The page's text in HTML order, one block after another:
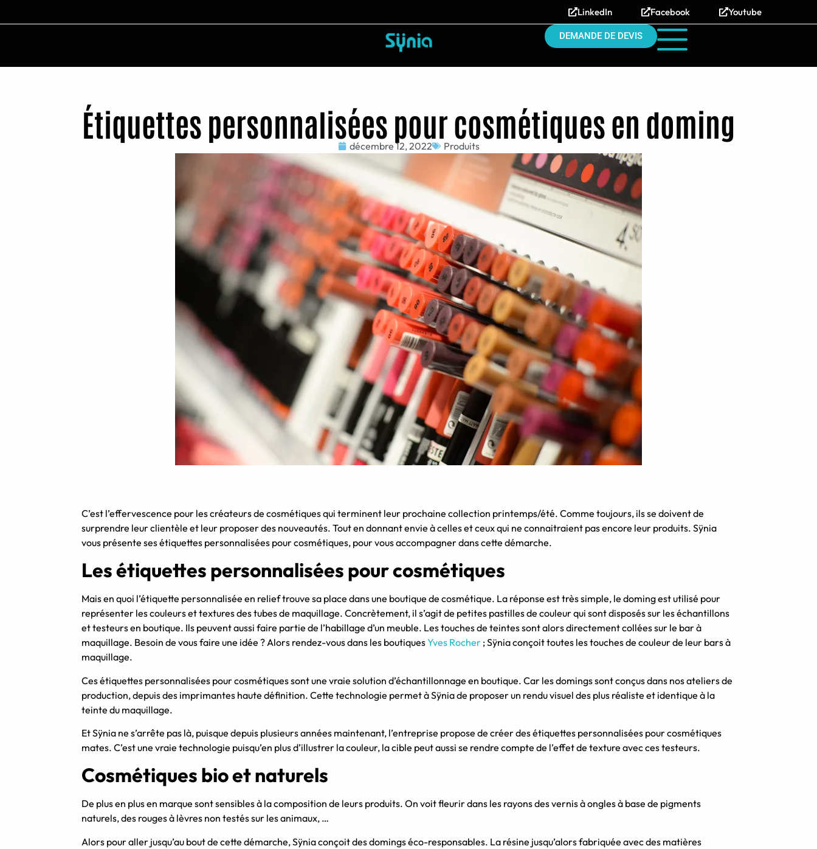
Youtube
Facebook
LinkedIn
DEMANDE DE DEVIS
Étiquettes personnalisées pour cosmétiques en doming
décembre 12, 2022 Produits
C’est l’effervescence pour les créateurs de cosmétiques qui terminent leur prochaine collection printemps/été. Comme toujours, ils se doivent de
surprendre leur clientèle et leur proposer des nouveautés. Tout en donnant envie à celles et ceux qui ne connaitraient pas encore leur produits. Sÿnia
vous présente ses étiquettes personnalisées pour cosmétiques, pour vous accompagner dans cette démarche.
Les étiquettes personnalisées pour cosmétiques
Mais en quoi l’étiquette personnalisée en relief trouve sa place dans une boutique de cosmétique. La réponse est très simple, le doming est utilisé pour
représenter les couleurs et textures des tubes de maquillage. Concrètement, il s’agit de petites pastilles de couleur qui sont disposés sur les échantillons
et testeurs en boutique. Ils peuvent aussi faire partie de l’habillage d’un meuble. Les touches de teintes sont alors directement collées sur le bar à
maquillage. Besoin de vous faire une idée ? Alors rendez-vous dans les boutiquesYves Rocher ; Sÿnia conçoit toutes les touches de couleur de leur bars à
maquillage.
Ces étiquettes personnalisées pour cosmétiques sont une vraie solution d’échantillonnage en boutique. Car les domings sont conçus dans nos ateliers de
production, depuis des imprimantes haute définition. Cette technologie permet à Sÿnia de proposer un rendu visuel des plus réaliste et identique à la
teinte du maquillage.
Et Sÿnia ne s’arrête pas là, puisque depuis plusieurs années maintenant, l’entreprise propose de créer des étiquettes personnalisées pour cosmétiques
mates. C’est une vraie technologie puisqu’en plus d’illustrer la couleur, la cible peut aussi se rendre compte de l’effet de texture avec ces testeurs.
Cosmétiques bio et naturels
De plus en plus en marque sont sensibles à la composition de leurs produits. On voit fleurir dans les rayons des vernis à ongles à base de pigments
naturels, des rouges à lèvres non testés sur les animaux, …
Alors pour aller jusqu’au bout de cette démarche, Sÿnia conçoit des domings éco-responsables. La résine jusqu’alors fabriquée avec des matières